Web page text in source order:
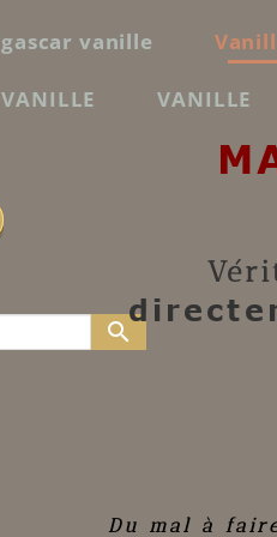
vanille
VANILLE VANILLE
search
Du mal à